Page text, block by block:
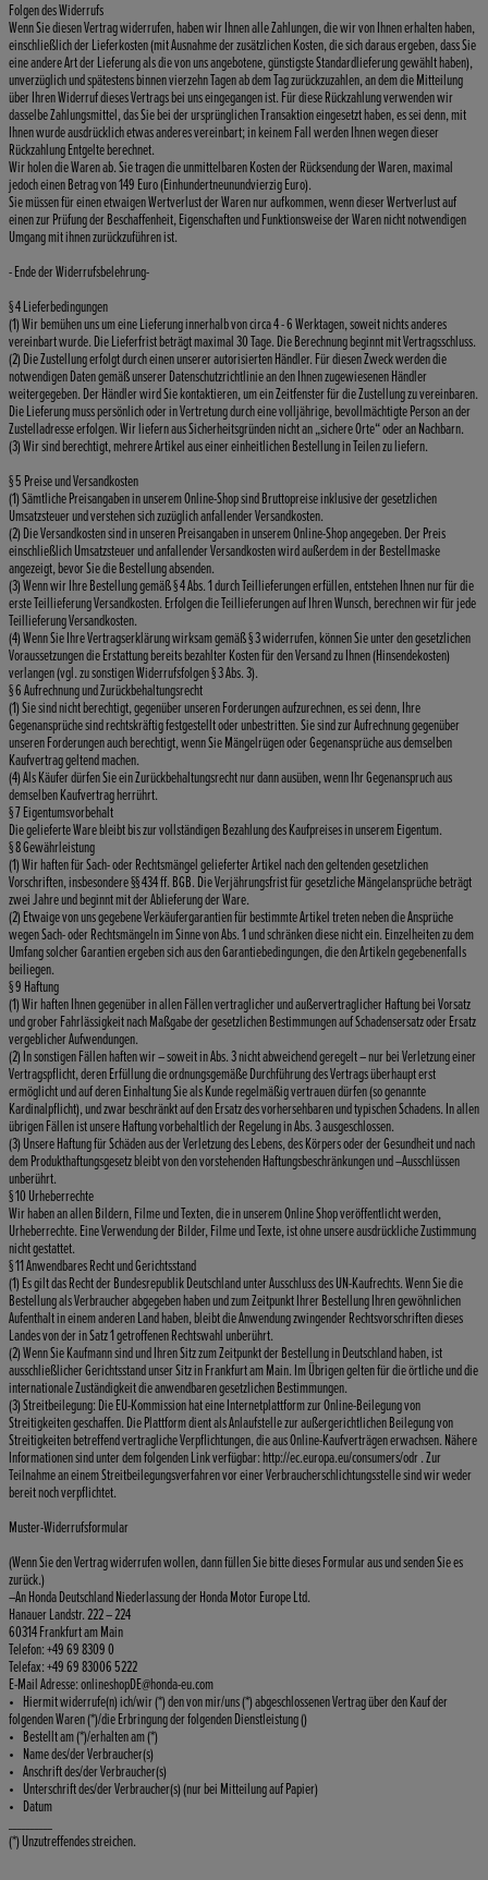
Folgen des Widerrufs
Wenn Sie diesen Vertrag widerrufen, haben wir Ihnen alle Zahlungen, die wir von Ihnen erhalten haben,
einschließlich der Lieferkosten (mit Ausnahme der zusätzlichen Kosten, die sich daraus ergeben, dass Sie
eine andere Art der Lieferung als die von uns angebotene, günstigste Standardlieferung gewählt haben),
unverzüglich und spätestens binnen vierzehn Tagen ab dem Tag zurückzuzahlen, an dem die Mitteilung
über Ihren Widerruf dieses Vertrags bei uns eingegangen ist. Für diese Rückzahlung verwenden wir
dasselbe Zahlungsmittel, das Sie bei der ursprünglichen Transaktion eingesetzt haben, es sei denn, mit
Ihnen wurde ausdrücklich etwas anderes vereinbart; in keinem Fall werden Ihnen wegen dieser
Rückzahlung Entgelte berechnet.
Wir holen die Waren ab. Sie tragen die unmittelbaren Kosten der Rücksendung der Waren, maximal
jedoch einen Betrag von 149 Euro (Einhundertneunundvierzig Euro).
Sie müssen für einen etwaigen Wertverlust der Waren nur aufkommen, wenn dieser Wertverlust auf
einen zur Prüfung der Beschaffenheit, Eigenschaften und Funktionsweise der Waren nicht notwendigen
Umgang mit ihnen zurückzuführen ist.
- Ende der Widerrufsbelehrung-
§ 4 Lieferbedingungen
(1) Wir bemühen uns um eine Lieferung innerhalb von circa 4 - 6 Werktagen, soweit nichts anderes
vereinbart wurde. Die Lieferfrist beträgt maximal 30 Tage. Die Berechnung beginnt mit Vertragsschluss.
(2) Die Zustellung erfolgt durch einen unserer autorisierten Händler. Für diesen Zweck werden die
notwendigen Daten gemäß unserer Datenschutzrichtlinie an den Ihnen zugewiesenen Händler
weitergegeben. Der Händler wird Sie kontaktieren, um ein Zeitfenster für die Zustellung zu vereinbaren.
Die Lieferung muss persönlich oder in Vertretung durch eine volljährige, bevollmächtigte Person an der
Zustelladresse erfolgen. Wir liefern aus Sicherheitsgründen nicht an „sichere Orte“ oder an Nachbarn.
(3) Wir sind berechtigt, mehrere Artikel aus einer einheitlichen Bestellung in Teilen zu liefern.
§ 5 Preise und Versandkosten
(1) Sämtliche Preisangaben in unserem Online-Shop sind Bruttopreise inklusive der gesetzlichen
Umsatzsteuer und verstehen sich zuzüglich anfallender Versandkosten.
(2) Die Versandkosten sind in unseren Preisangaben in unserem Online-Shop angegeben. Der Preis
einschließlich Umsatzsteuer und anfallender Versandkosten wird außerdem in der Bestellmaske
angezeigt, bevor Sie die Bestellung absenden.
(3) Wenn wir Ihre Bestellung gemäß § 4 Abs. 1 durch Teillieferungen erfüllen, entstehen Ihnen nur für die
erste Teillieferung Versandkosten. Erfolgen die Teillieferungen auf Ihren Wunsch, berechnen wir für jede
Teillieferung Versandkosten.
(4) Wenn Sie Ihre Vertragserklärung wirksam gemäß § 3 widerrufen, können Sie unter den gesetzlichen
Voraussetzungen die Erstattung bereits bezahlter Kosten für den Versand zu Ihnen (Hinsendekosten)
verlangen (vgl. zu sonstigen Widerrufsfolgen § 3 Abs. 3).
§ 6 Aufrechnung und Zurückbehaltungsrecht
(1) Sie sind nicht berechtigt, gegenüber unseren Forderungen aufzurechnen, es sei denn, Ihre
Gegenansprüche sind rechtskräftig festgestellt oder unbestritten. Sie sind zur Aufrechnung gegenüber
unseren Forderungen auch berechtigt, wenn Sie Mängelrügen oder Gegenansprüche aus demselben
Kaufvertrag geltend machen.
(4) Als Käufer dürfen Sie ein Zurückbehaltungsrecht nur dann ausüben, wenn Ihr Gegenanspruch aus
demselben Kaufvertrag herrührt.
§ 7 Eigentumsvorbehalt
Die gelieferte Ware bleibt bis zur vollständigen Bezahlung des Kaufpreises in unserem Eigentum.
§ 8 Gewährleistung
(1) Wir haften für Sach- oder Rechtsmängel gelieferter Artikel nach den geltenden gesetzlichen
Vorschriften, insbesondere §§ 434 ff. BGB. Die Verjährungsfrist für gesetzliche Mängelansprüche beträgt
zwei Jahre und beginnt mit der Ablieferung der Ware.
(2) Etwaige von uns gegebene Verkäufergarantien für bestimmte Artikel treten neben die Ansprüche
wegen Sach- oder Rechtsmängeln im Sinne von Abs. 1 und schränken diese nicht ein. Einzelheiten zu dem
Umfang solcher Garantien ergeben sich aus den Garantiebedingungen, die den Artikeln gegebenenfalls
beiliegen.
§ 9 Haftung
(1) Wir haften Ihnen gegenüber in allen Fällen vertraglicher und außervertraglicher Haftung bei Vorsatz
und grober Fahrlässigkeit nach Maßgabe der gesetzlichen Bestimmungen auf Schadensersatz oder Ersatz
vergeblicher Aufwendungen.
(2) In sonstigen Fällen haften wir – soweit in Abs. 3 nicht abweichend geregelt – nur bei Verletzung einer
Vertragspflicht, deren Erfüllung die ordnungsgemäße Durchführung des Vertrags überhaupt erst
ermöglicht und auf deren Einhaltung Sie als Kunde regelmäßig vertrauen dürfen (so genannte
Kardinalpflicht), und zwar beschränkt auf den Ersatz des vorhersehbaren und typischen Schadens. In allen
übrigen Fällen ist unsere Haftung vorbehaltlich der Regelung in Abs. 3 ausgeschlossen.
(3) Unsere Haftung für Schäden aus der Verletzung des Lebens, des Körpers oder der Gesundheit und nach
dem Produkthaftungsgesetz bleibt von den vorstehenden Haftungsbeschränkungen und –Ausschlüssen
unberührt.
§ 10 Urheberrechte
Wir haben an allen Bildern, Filme und Texten, die in unserem Online Shop veröffentlicht werden,
Urheberrechte. Eine Verwendung der Bilder, Filme und Texte, ist ohne unsere ausdrückliche Zustimmung
nicht gestattet.
§ 11 Anwendbares Recht und Gerichtsstand
(1) Es gilt das Recht der Bundesrepublik Deutschland unter Ausschluss des UN-Kaufrechts. Wenn Sie die
Bestellung als Verbraucher abgegeben haben und zum Zeitpunkt Ihrer Bestellung Ihren gewöhnlichen
Aufenthalt in einem anderen Land haben, bleibt die Anwendung zwingender Rechtsvorschriften dieses
Landes von der in Satz 1 getroffenen Rechtswahl unberührt.
(2) Wenn Sie Kaufmann sind und Ihren Sitz zum Zeitpunkt der Bestellung in Deutschland haben, ist
ausschließlicher Gerichtsstand unser Sitz in Frankfurt am Main. Im Übrigen gelten für die örtliche und die
internationale Zuständigkeit die anwendbaren gesetzlichen Bestimmungen.
(3) Streitbeilegung: Die EU-Kommission hat eine Internetplattform zur Online-Beilegung von
Streitigkeiten geschaffen. Die Plattform dient als Anlaufstelle zur außergerichtlichen Beilegung von
Streitigkeiten betreffend vertragliche Verpflichtungen, die aus Online-Kaufverträgen erwachsen. Nähere
Informationen sind unter dem folgenden Link verfügbar: http://ec.europa.eu/consumers/odr . Zur
Teilnahme an einem Streitbeilegungsverfahren vor einer Verbraucherschlichtungsstelle sind wir weder
bereit noch verpflichtet.
Muster-Widerrufsformular
(Wenn Sie den Vertrag widerrufen wollen, dann füllen Sie bitte dieses Formular aus und senden Sie es
zurück.)
–An Honda Deutschland Niederlassung der Honda Motor Europe Ltd.
Hanauer Landstr. 222 – 224
60314 Frankfurt am Main
Telefon: +49 69 8309 0
Telefax: +49 69 83006 5222
E-Mail Adresse: onlineshopDE@honda-eu.com
• Hiermit widerrufe(n) ich/wir (*) den von mir/uns (*) abgeschlossenen Vertrag über den Kauf der
folgenden Waren (*)/die Erbringung der folgenden Dienstleistung ()
• Bestellt am (*)/erhalten am (*)
• Name des/der Verbraucher(s)
• Anschrift des/der Verbraucher(s)
• Unterschrift des/der Verbraucher(s) (nur bei Mitteilung auf Papier)
• Datum
__________
(*) Unzutreffendes streichen.